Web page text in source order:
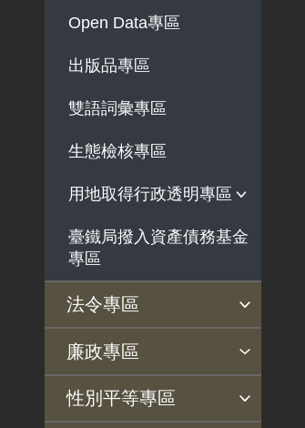
Open Data專區
出版品專區
雙語詞彙專區
生態檢核專區
用地取得行政透明專區
用地公告
用地法規
徵收案件資訊
臺鐵局撥入資產債務基金
專區
法令專區
法令查詢
解釋性規定及裁量基準
法令英譯徵集意見專區
訴願文件下載
相關實務判解
相關網站資源
廉政專區
揭弊者保護專區
廉政訊息
利益衝突迴避園地
公務員廉政倫理規範
公職人員財產申報園地
廉政檢舉管道
桃地計畫廉政平臺專網
性別平等專區